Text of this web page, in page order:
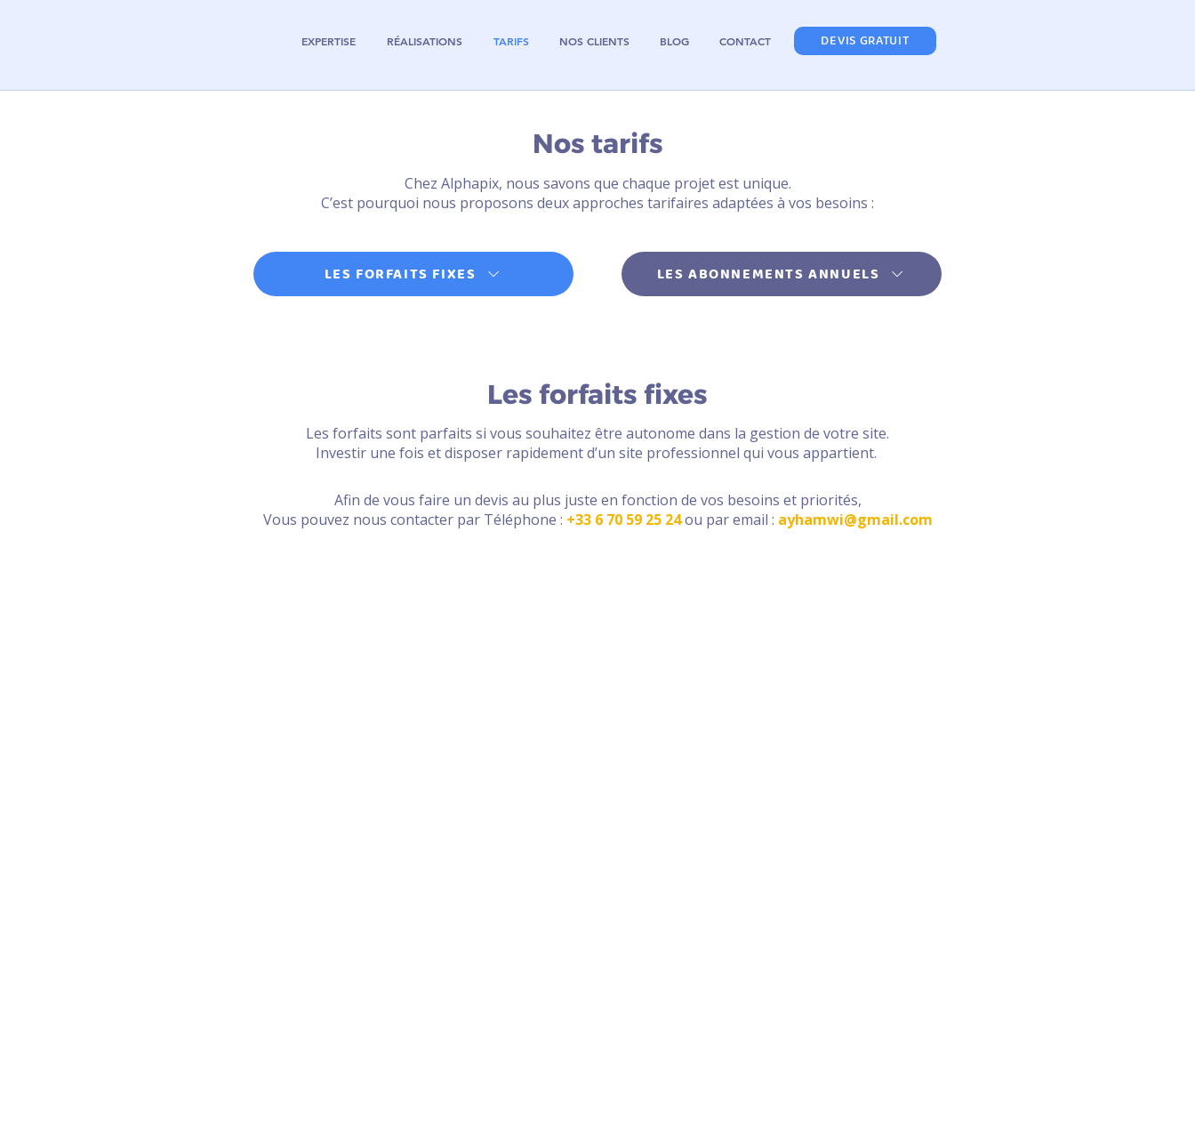
EXPERTISE RÉALISATIONS TARIFS NOS CLIENTS BLOG CONTACT DEVIS GRATUIT
Nos tarifs
Chez Alphapix, nous savons que chaque projet est unique.
C’est pourquoi nous proposons deux approches tarifaires adaptées à vos besoins :
LES FORFAITS FIXES LES ABONNEMENTS ANNUELS
Les forfaits fixes
Les forfaits sont parfaits si vous souhaitez être autonome dans la gestion de votre site.
Investir une fois et disposer rapidement d’un site professionnel qui vous appartient.
Afin de vous faire un devis au plus juste en fonction de vos besoins et priorités,
Vous pouvez nous contacter par Téléphone : +33 6 70 59 25 24ou par email : ayhamwi@gmail.com